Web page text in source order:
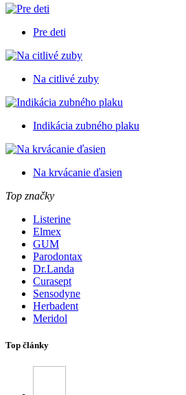
Pre deti
Na citlivé zuby
Indikácia zubného plaku
Na krvácanie ďasien
Top značky
Listerine
Elmex
GUM
Parodontax
Dr.Landa
Curasept
Sensodyne
Herbadent
Meridol
Top články